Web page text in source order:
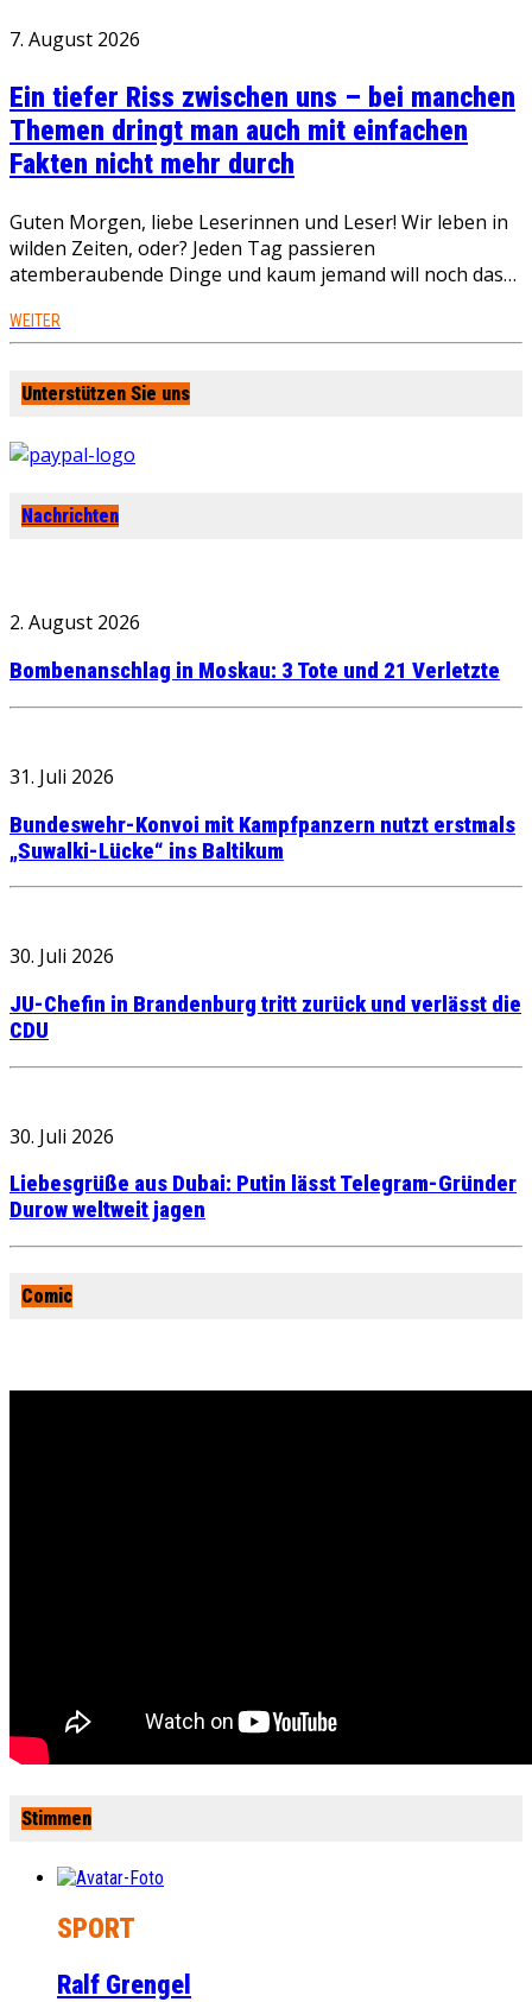
7. August 2026
Ein tiefer Riss zwischen uns – bei manchen
Themen dringt man auch mit einfachen
Fakten nicht mehr durch
Guten Morgen, liebe Leserinnen und Leser! Wir leben in
wilden Zeiten, oder? Jeden Tag passieren
atemberaubende Dinge und kaum jemand will noch das…
WEITER
Unterstützen Sie uns
Nachrichten
2. August 2026
Bombenanschlag in Moskau: 3 Tote und 21 Verletzte
31. Juli 2026
Bundeswehr-Konvoi mit Kampfpanzern nutzt erstmals
„Suwalki-Lücke“ ins Baltikum
30. Juli 2026
JU-Chefin in Brandenburg tritt zurück und verlässt die
CDU
30. Juli 2026
Liebesgrüße aus Dubai: Putin lässt Telegram-Gründer
Durow weltweit jagen
Comic
Stimmen
SPORT
Ralf Grengel